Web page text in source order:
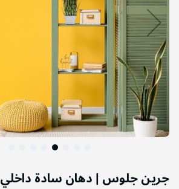
جرين جلوس | دهان سادة داخلي
إلى
بداية